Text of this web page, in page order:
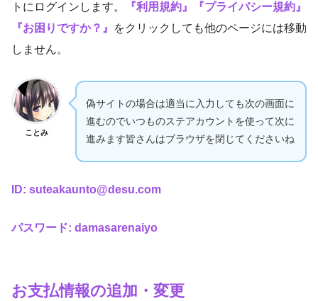
トにログインします。
『利用規約』『プライバシー規約』
『お困りですか？』
をクリックしても他のページには移動
しません。
ことみ
偽サイトの場合は適当に入力しても次の画面に
進むのでいつものステアカウントを使って次に
進みます皆さんはブラウザを閉じてくださいね
ID: suteakaunto@desu.com
パスワード: damasarenaiyo
お支払情報の追加・変更